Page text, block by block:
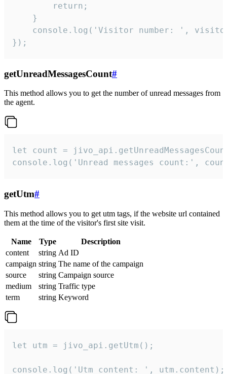
        return;
    }
console.log('Visitor number: ',
});
getUnreadMessagesCount#
This method allows you to get the number of unread messages from
the agent.
let count =
console.log('Unread messages count:',
getUtm#
This method allows you to get utm tags, if the website url contained
them at the time of the visitor's first site visit.
Name Type
Description
content
string Ad ID
campaign string The name of the campaign
source
string Campaign source
medium
string Traffic type
term
string Keyword
let utm = jivo_api.getUtm();
console.log('Utm content: ', utm.content);